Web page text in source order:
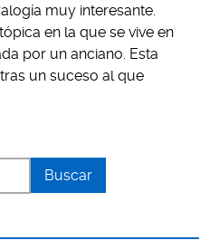
muy interesante.
en la que se vive en
por un anciano. Esta
un suceso al que